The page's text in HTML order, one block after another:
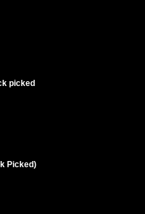
picked
Picked)